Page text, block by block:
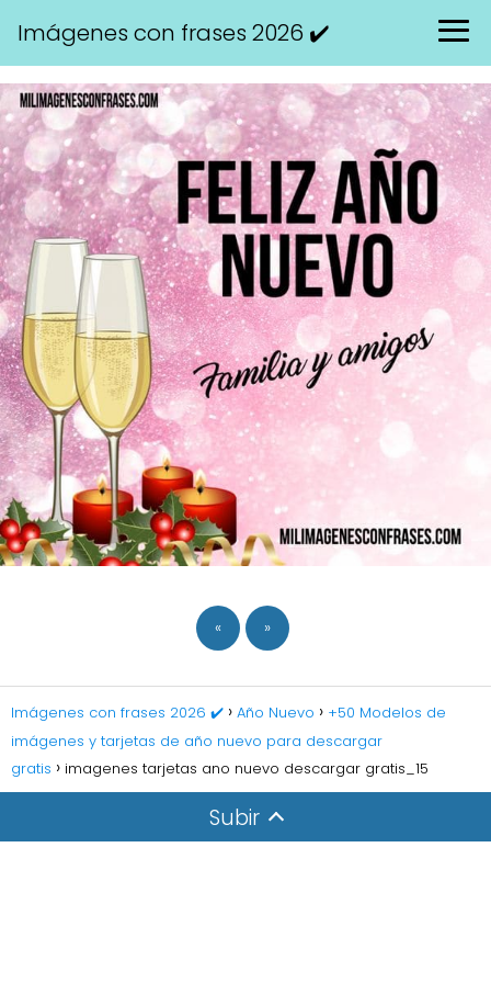
Imágenes con frases 2026 ✔️
« »
Imágenes con frases 2026 ✔️ Año Nuevo
+50 Modelos de
imágenes y tarjetas de año nuevo para descargar
gratis
imagenes tarjetas ano nuevo descargar gratis_15
Subir